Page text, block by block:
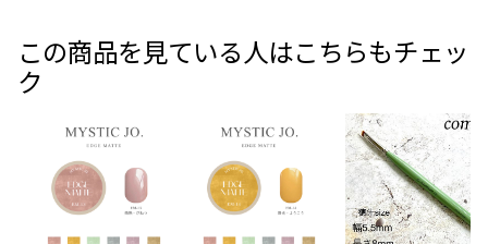
この商品を見ている人はこちらもチェッ
ク